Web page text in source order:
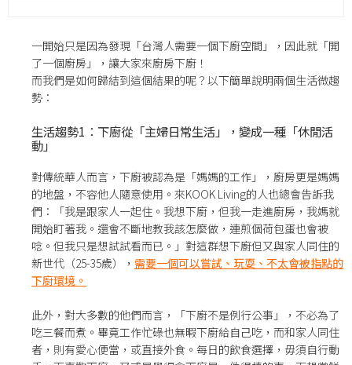
一開始只是因為發現「台灣人需要一個下廚空間」，因此就「開
了一個廚房」，讓大家來廚房下廚！
而我們是如何歸結到這個結果的呢？以下簡單說明兩個生活微趨
勢：
生活趨勢1：下廚從「主婦日常生活」，變成一種「休閒活
動」
對傳統華人而言，下廚被認為是「媽媽的工作」，廚房更是媽媽
的地盤，不容他人隨意使用。來KOOK Living的人也總會告訴我
們：「我是跟家人一起住。我想下廚，但我一走進廚房，我媽就
開始盯著我。還會不斷地教我該怎麼做，連煎個荷包蛋也會被
唸。但我只是想試試看而已。」對這群想下廚但又與家人同住的
新世代（25-35歲）， 需要一個可以嘗試、玩耍、不太會被指點的
下廚環境。
此外，對大多數的他們而言，「下廚不是例行公事」，不必為了
吃三餐而煮。畢竟工作忙碌也無暇下廚給自己吃，而和家人同住
者，則有愛心便當，或直接外食。每日的飲食選擇，毋須自行動